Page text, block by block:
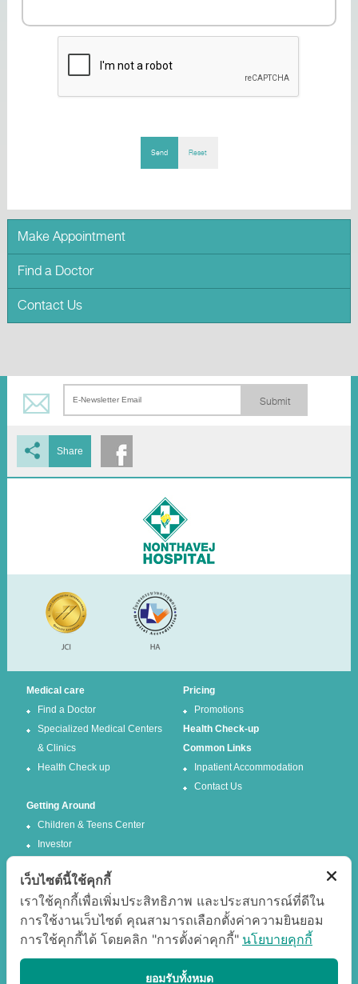
Send Reset
Make Appointment
Find a Doctor
Contact Us
Submit
Share
Medical care
Find a Doctor
Specialized Medical Centers
& Clinics
Health Check up
Pricing
Promotions
Health Check-up
Common Links
Inpatient Accommodation
Contact Us
Getting Around
Children & Teens Center
Investor
Facebook Twitter
เว็บไซต์นี้ใช้คุกกี้
เราใช้คุกกี้เพื่อเพิ่มประสิทธิภาพ และประสบการณ์ที่ดีใน
การใช้งานเว็บไซต์ คุณสามารถเลือกตั้งค่าความยินยอม
การใช้คุกกี้ได้ โดยคลิก "การตั้งค่าคุกกี้" นโยบายคุกกี้
ยอมรับทั้งหมด